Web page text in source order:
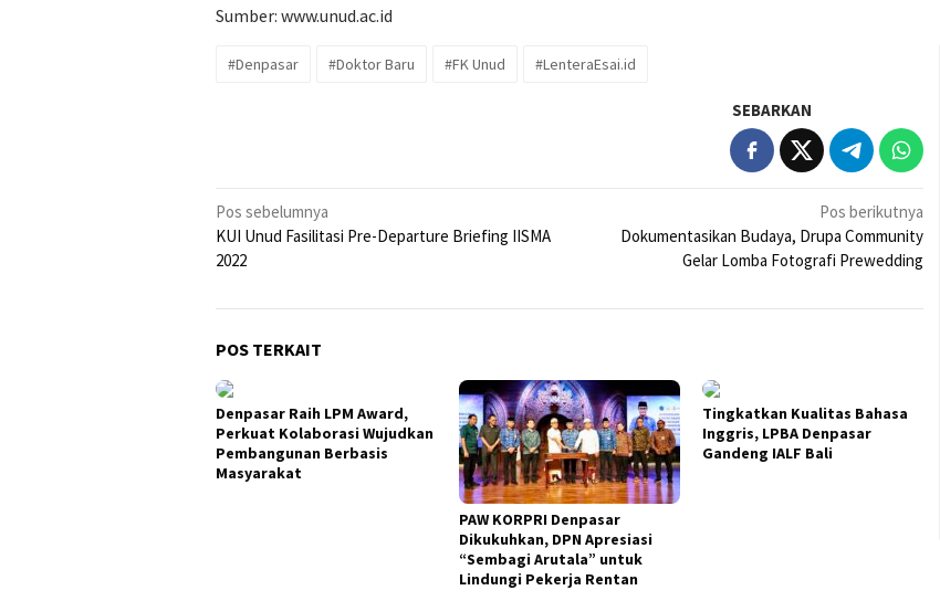
Sumber: www.unud.ac.id
#Denpasar #Doktor Baru #FK Unud #LenteraEsai.id
SEBARKAN
Navigasi
pos
Pos sebelumnya
KUI Unud Fasilitasi Pre-Departure Briefing IISMA
2022
Pos berikutnya
Dokumentasikan Budaya, Drupa Community
Gelar Lomba Fotografi Prewedding
POS TERKAIT
Denpasar Raih LPM Award,
Perkuat Kolaborasi Wujudkan
Pembangunan Berbasis
Masyarakat
PAW KORPRI Denpasar
Dikukuhkan, DPN Apresiasi
“Sembagi Arutala” untuk
Lindungi Pekerja Rentan
Tingkatkan Kualitas Bahasa
Inggris, LPBA Denpasar
Gandeng IALF Bali